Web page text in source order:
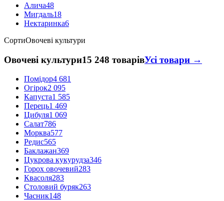
Алича48
Мигдаль18
Нектаринка6
СортиОвочеві культури
Овочеві культури15 248 товарівУсі товари →
Помідор4 681
Огірок2 095
Капуста1 585
Перець1 469
Цибуля1 069
Салат786
Морква577
Редис565
Баклажан369
Цукрова кукурудза346
Горох овочевий283
Квасоля283
Столовий буряк263
Часник148